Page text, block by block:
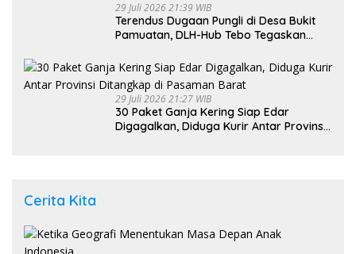
29 Juli 2026 21:39 WIB
Terendus Dugaan Pungli di Desa Bukit
Pamuatan, DLH-Hub Tebo Tegaskan
Umum
29 Juli 2026 21:27 WIB
30 Paket Ganja Kering Siap Edar
Digagalkan, Diduga Kurir Antar Provinsi
Cerita Kita